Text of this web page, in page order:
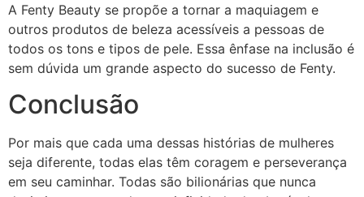
A Fenty Beauty se propõe a tornar a maquiagem e
outros produtos de beleza acessíveis a pessoas de
todos os tons e tipos de pele. Essa ênfase na inclusão é
sem dúvida um grande aspecto do sucesso de Fenty.
Conclusão
Por mais que cada uma dessas histórias de mulheres
seja diferente, todas elas têm coragem e perseverança
em seu caminhar. Todas são bilionárias que nunca